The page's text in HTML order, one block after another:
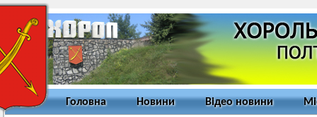
Головна Новини Відео новини